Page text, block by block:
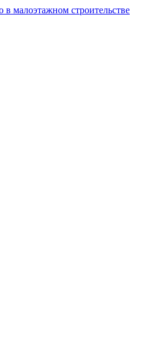
малоэтажном строительстве